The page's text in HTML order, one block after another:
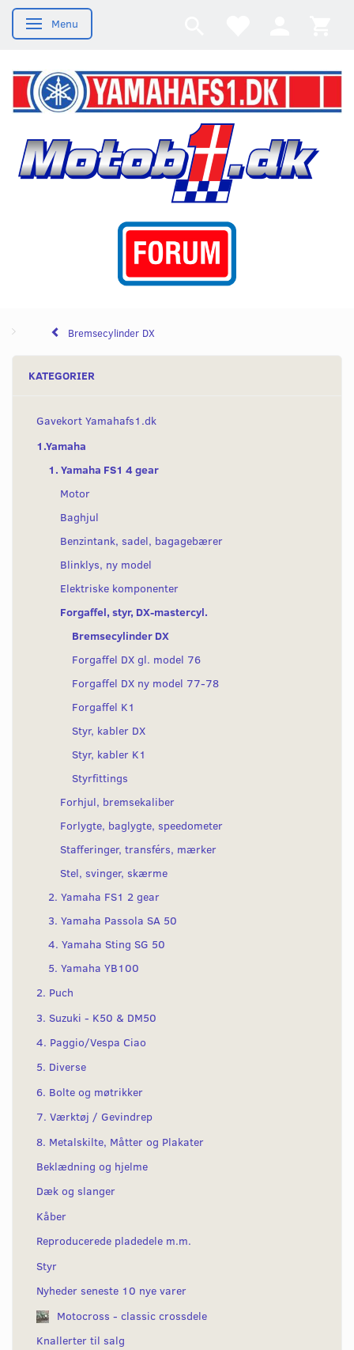
Skifte navigation
Menu
Bremsecylinder DX
KATEGORIER
Gavekort Yamahafs1.dk
1.Yamaha
1. Yamaha FS1 4 gear
Motor
Baghjul
Benzintank, sadel, bagagebærer
Blinklys, ny model
Elektriske komponenter
Forgaffel, styr, DX-mastercyl.
Bremsecylinder DX
Forgaffel DX gl. model 76
Forgaffel DX ny model 77-78
Forgaffel K1
Styr, kabler DX
Styr, kabler K1
Styrfittings
Forhjul, bremsekaliber
Forlygte, baglygte, speedometer
Stafferinger, transférs, mærker
Stel, svinger, skærme
2. Yamaha FS1 2 gear
3. Yamaha Passola SA 50
4. Yamaha Sting SG 50
5. Yamaha YB100
2. Puch
3. Suzuki - K50 & DM50
4. Paggio/Vespa Ciao
5. Diverse
6. Bolte og møtrikker
7. Værktøj / Gevindrep
8. Metalskilte, Måtter og Plakater
Beklædning og hjelme
Dæk og slanger
Kåber
Reproducerede pladedele m.m.
Styr
Nyheder seneste 10 nye varer
Motocross - classic crossdele
Knallerter til salg